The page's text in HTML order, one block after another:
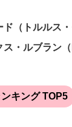
（トルルス・
・ルブラン（
キング TOP5